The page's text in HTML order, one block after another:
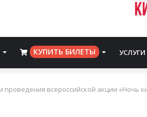
⠀КУПИТЬ БИЛЕТЫ УСЛУГИ
проведения всероссийской акции «Ночь